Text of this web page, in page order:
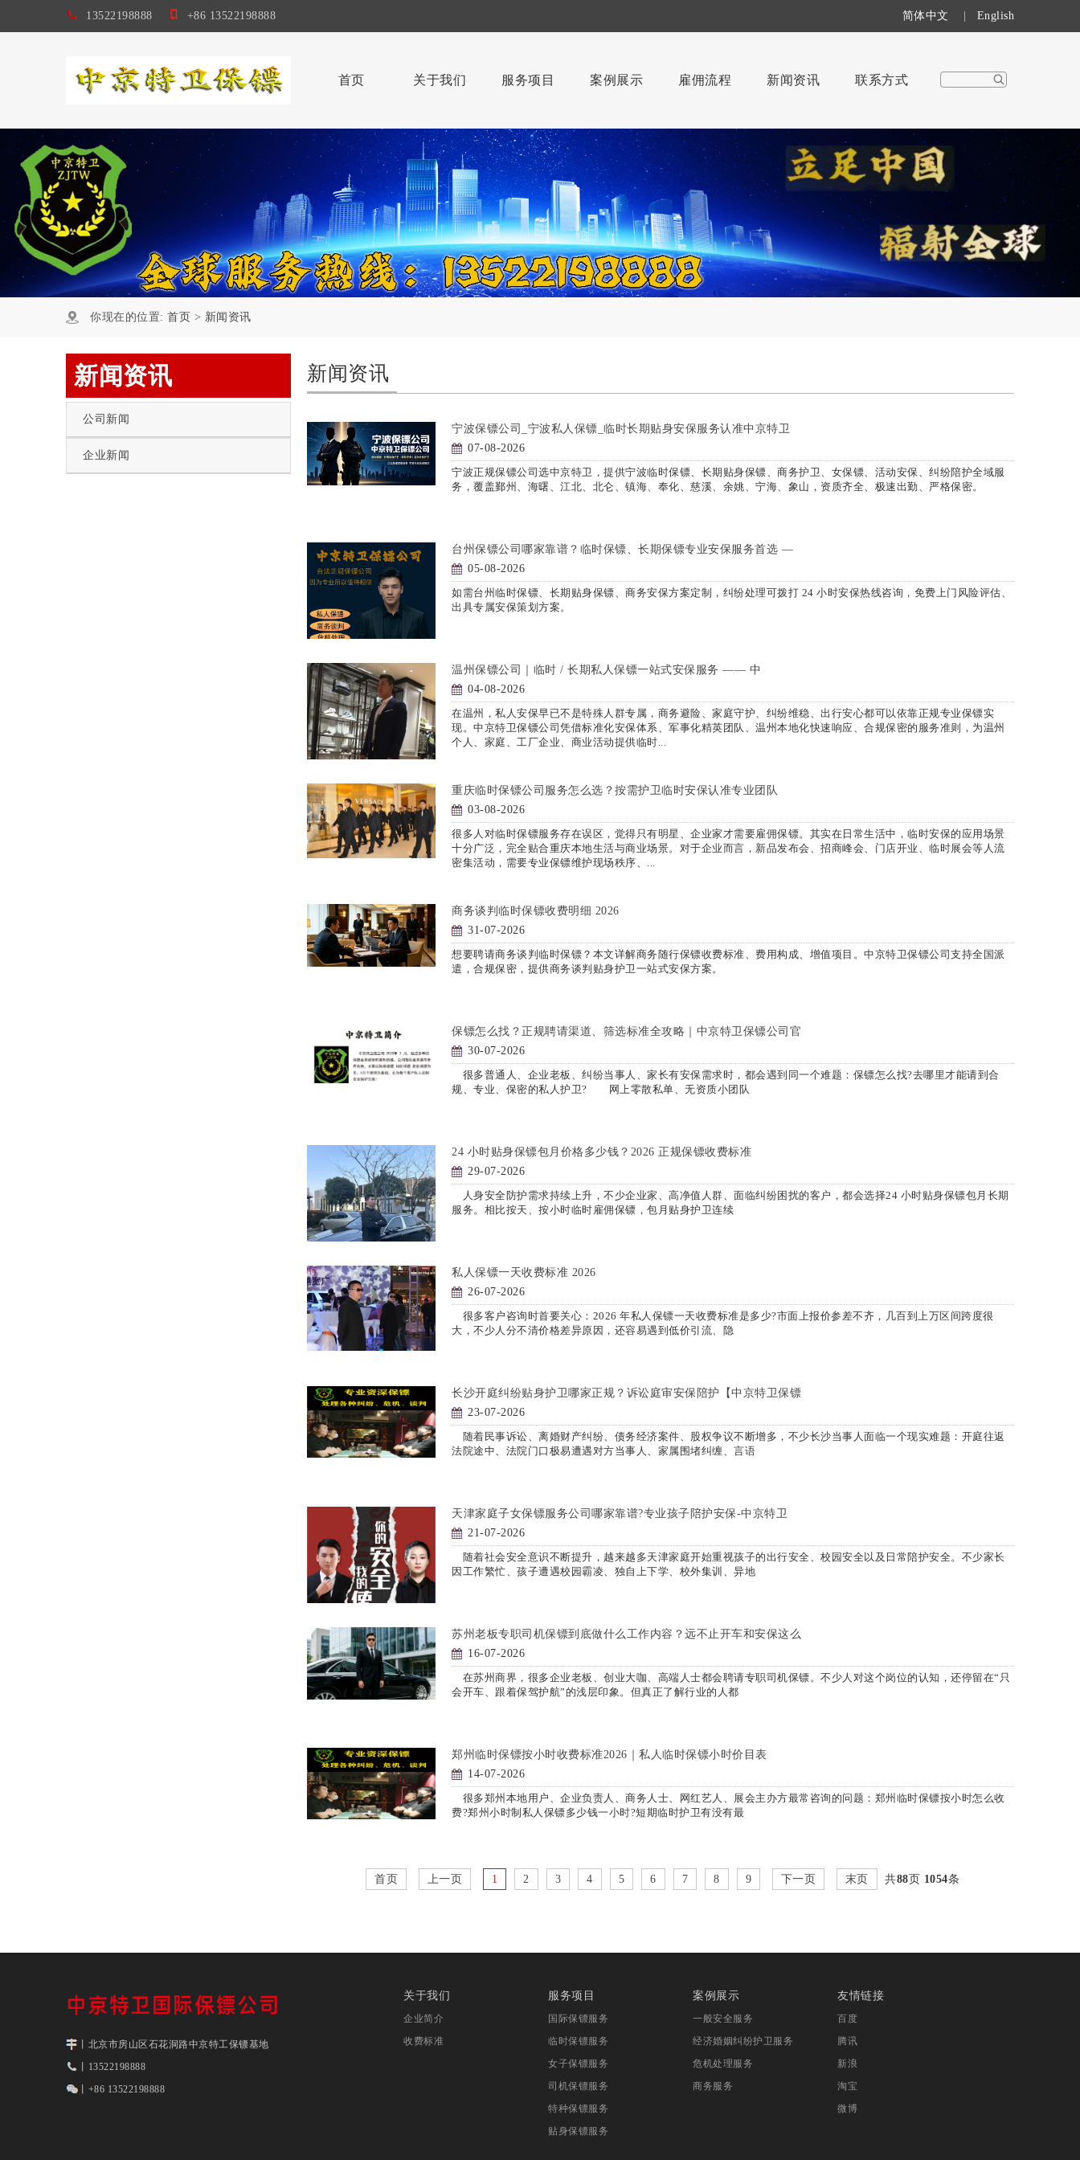
简体中文 English
13522198888 +86 13522198888
首页 关于我们 服务项目 案例展示 雇佣流程 新闻资讯 联系方式
你现在的位置: 首页 > 新闻资讯
新闻资讯
公司新闻
企业新闻
新闻资讯
宁波保镖公司_宁波私人保镖_临时长期贴身安保服务认准中京特卫
07-08-2026
宁波正规保镖公司选中京特卫，提供宁波临时保镖、长期贴身保镖、商务护卫、女保镖、活动安保、纠纷陪护全域服
务，覆盖鄞州、海曙、江北、北仑、镇海、奉化、慈溪、余姚、宁海、象山，资质齐全、极速出勤、严格保密。
台州保镖公司哪家靠谱？临时保镖、长期保镖专业安保服务首选 —
05-08-2026
如需台州临时保镖、长期贴身保镖、商务安保方案定制，纠纷处理可拨打 24 小时安保热线咨询，免费上门风险评估、
出具专属安保策划方案。
温州保镖公司｜临时 / 长期私人保镖一站式安保服务 —— 中
04-08-2026
在温州，私人安保早已不是特殊人群专属，商务避险、家庭守护、纠纷维稳、出行安心都可以依靠正规专业保镖实
现。中京特卫保镖公司凭借标准化安保体系、军事化精英团队、温州本地化快速响应、合规保密的服务准则，为温州
个人、家庭、工厂企业、商业活动提供临时...
重庆临时保镖公司服务怎么选？按需护卫临时安保认准专业团队
03-08-2026
很多人对临时保镖服务存在误区，觉得只有明星、企业家才需要雇佣保镖。其实在日常生活中，临时安保的应用场景
十分广泛，完全贴合重庆本地生活与商业场景。对于企业而言，新品发布会、招商峰会、门店开业、临时展会等人流
密集活动，需要专业保镖维护现场秩序、...
商务谈判临时保镖收费明细 2026
31-07-2026
想要聘请商务谈判临时保镖？本文详解商务随行保镖收费标准、费用构成、增值项目。中京特卫保镖公司支持全国派
遣，合规保密，提供商务谈判贴身护卫一站式安保方案。
保镖怎么找？正规聘请渠道、筛选标准全攻略｜中京特卫保镖公司官
30-07-2026
很多普通人、企业老板、纠纷当事人、家长有安保需求时，都会遇到同一个难题：保镖怎么找?去哪里才能请到合
规、专业、保密的私人护卫? 网上零散私单、无资质小团队
24 小时贴身保镖包月价格多少钱？2026 正规保镖收费标准
29-07-2026
人身安全防护需求持续上升，不少企业家、高净值人群、面临纠纷困扰的客户，都会选择24 小时贴身保镖包月长期
服务。相比按天、按小时临时雇佣保镖，包月贴身护卫连续
私人保镖一天收费标准 2026
26-07-2026
很多客户咨询时首要关心：2026 年私人保镖一天收费标准是多少?市面上报价参差不齐，几百到上万区间跨度很
大，不少人分不清价格差异原因，还容易遇到低价引流、隐
长沙开庭纠纷贴身护卫哪家正规？诉讼庭审安保陪护【中京特卫保镖
23-07-2026
随着民事诉讼、离婚财产纠纷、债务经济案件、股权争议不断增多，不少长沙当事人面临一个现实难题：开庭往返
法院途中、法院门口极易遭遇对方当事人、家属围堵纠缠、言语
天津家庭子女保镖服务公司哪家靠谱?专业孩子陪护安保-中京特卫
21-07-2026
随着社会安全意识不断提升，越来越多天津家庭开始重视孩子的出行安全、校园安全以及日常陪护安全。不少家长
因工作繁忙、孩子遭遇校园霸凌、独自上下学、校外集训、异地
苏州老板专职司机保镖到底做什么工作内容？远不止开车和安保这么
16-07-2026
在苏州商界，很多企业老板、创业大咖、高端人士都会聘请专职司机保镖。不少人对这个岗位的认知，还停留在“只
会开车、跟着保驾护航”的浅层印象。但真正了解行业的人都
郑州临时保镖按小时收费标准2026｜私人临时保镖小时价目表
14-07-2026
很多郑州本地用户、企业负责人、商务人士、网红艺人、展会主办方最常咨询的问题：郑州临时保镖按小时怎么收
费?郑州小时制私人保镖多少钱一小时?短期临时护卫有没有最
首页 上一页 1 2 3 4 5 6 7 8 9 下一页 末页 共88页 1054条
丨北京市房山区石花洞路中京特工保镖基地
丨13522198888
丨+86 13522198888
关于我们
企业简介
收费标准
服务项目
国际保镖服务
临时保镖服务
女子保镖服务
司机保镖服务
特种保镖服务
贴身保镖服务
案例展示
一般安全服务
经济婚姻纠纷护卫服务
危机处理服务
商务服务
友情链接
百度
腾讯
新浪
淘宝
微博